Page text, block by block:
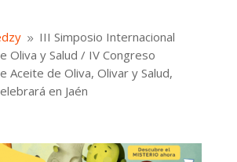
9 III Simposio Internacional
Oliva y Salud / IV Congreso
Aceite de Oliva, Olivar y Salud,
en Jaén